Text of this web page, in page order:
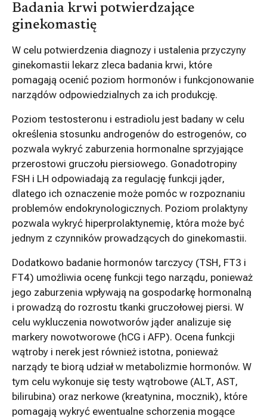
Badania krwi potwierdzające
ginekomastię
W celu potwierdzenia diagnozy i ustalenia przyczyny
ginekomastii lekarz zleca badania krwi, które
pomagają ocenić poziom hormonów i funkcjonowanie
narządów odpowiedzialnych za ich produkcję.
Poziom testosteronu i estradiolu jest badany w celu
określenia stosunku androgenów do estrogenów, co
pozwala wykryć zaburzenia hormonalne sprzyjające
przerostowi gruczołu piersiowego. Gonadotropiny
FSH i LH odpowiadają za regulację funkcji jąder,
dlatego ich oznaczenie może pomóc w rozpoznaniu
problemów endokrynologicznych. Poziom prolaktyny
pozwala wykryć hiperprolaktynemię, która może być
jednym z czynników prowadzących do ginekomastii.
Dodatkowo badanie hormonów tarczycy (TSH, FT3 i
FT4) umożliwia ocenę funkcji tego narządu, ponieważ
jego zaburzenia wpływają na gospodarkę hormonalną
i prowadzą do rozrostu tkanki gruczołowej piersi. W
celu wykluczenia nowotworów jąder analizuje się
markery nowotworowe (hCG i AFP). Ocena funkcji
wątroby i nerek jest również istotna, ponieważ
narządy te biorą udział w metabolizmie hormonów. W
tym celu wykonuje się testy wątrobowe (ALT, AST,
bilirubina) oraz nerkowe (kreatynina, mocznik), które
pomagają wykryć ewentualne schorzenia mogące